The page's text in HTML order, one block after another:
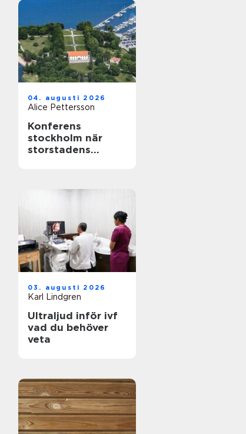
04. augusti 2026
Alice Pettersson
Konferens
stockholm när
storstadens
03. augusti 2026
Karl Lindgren
Ultraljud inför ivf
vad du behöver
veta